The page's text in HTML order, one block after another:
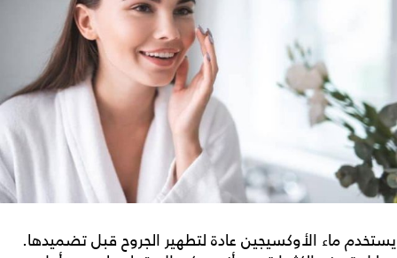
يستخدم ماء الأوكسيجين عادة لتطهير الجروح قبل تضميدها.